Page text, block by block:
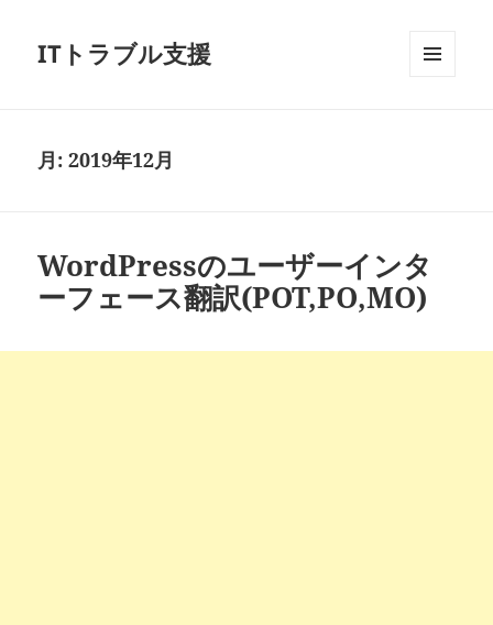
ITトラブル支援
月:2019年12月
WordPressのユーザーインタ
ーフェース翻訳(POT,PO,MO)